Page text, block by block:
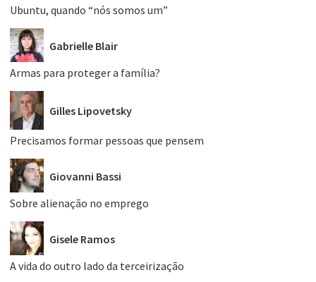
Ubuntu, quando “nós somos um”
Gabrielle Blair
Armas para proteger a família?
Gilles Lipovetsky
Precisamos formar pessoas que pensem
Giovanni Bassi
Sobre alienação no emprego
Gisele Ramos
A vida do outro lado da terceirização